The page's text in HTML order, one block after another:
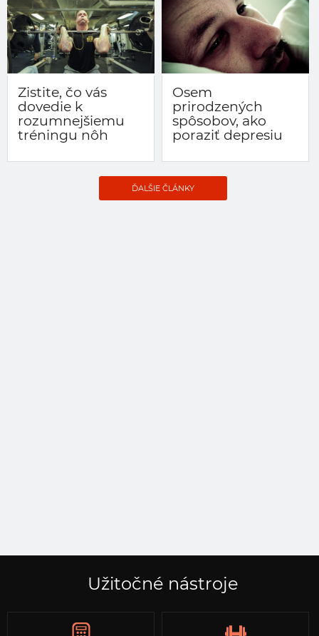
Zistite, čo vás
dovedie k
rozumnejšiemu
tréningu nôh
Osem
prirodzených
spôsobov, ako
poraziť depresiu
ĎALŠIE ČLÁNKY
Užitočné nástroje